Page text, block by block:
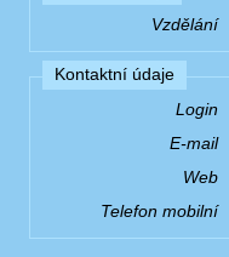
Vzdělání
Kontaktní údaje
Login
E-mail
Web
Telefon mobilní